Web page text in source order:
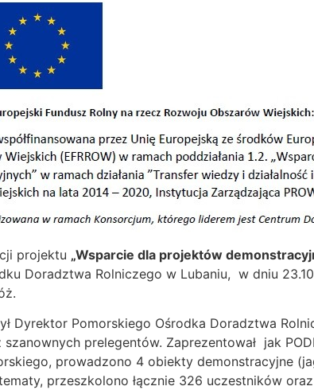
projektu „Wsparcie dla projektów
Doradztwa Rolniczego w Lubaniu, w dniu
Dyrektor Pomorskiego Ośrodka Doradztwa
prelegentów. Zaprezentował jak
prowadzono 4 obiekty demonstracyjne
przeszkolono łącznie 326 uczestników